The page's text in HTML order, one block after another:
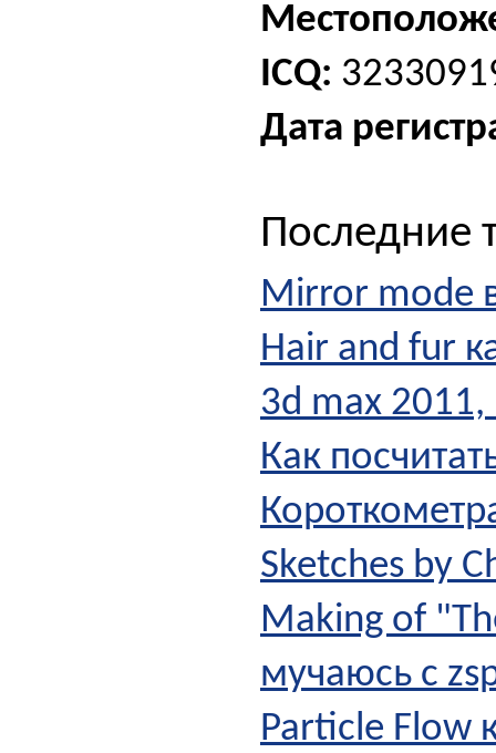
ICQ:
Дата
Последние
Mirror mode
Hair and fur
3d max
Как
Sketches by
Making of
мучаюсь с
Particle Flow